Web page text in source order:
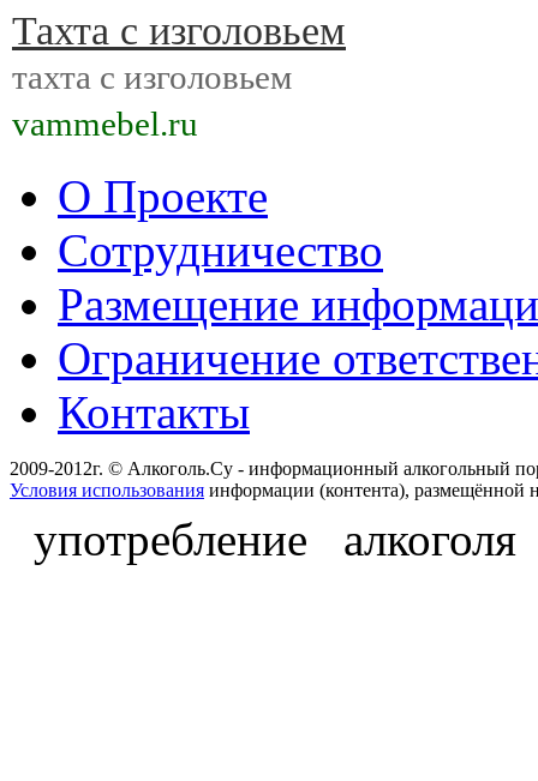
Тахта с изголовьем
тахта с изголовьем
vammebel.ru
О Проекте
Сотрудничество
Размещение
Ограничение
Контакты
2009-2012г. © Алкоголь.Су - информационный алкогольный
Условия использования информации (контента), размещённой
употребление